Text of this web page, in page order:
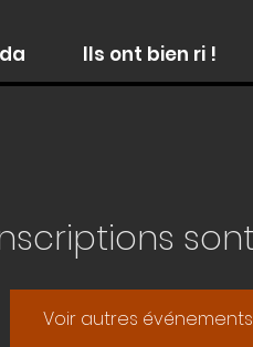
Ils ont bien ri !
Voir autres événements